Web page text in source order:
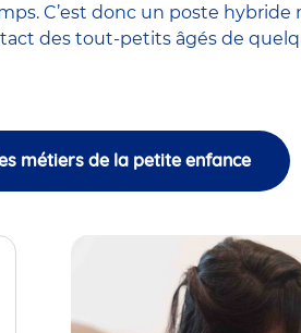
C’est donc un poste
des tout-petits âgés de
métiers de la petite enfance